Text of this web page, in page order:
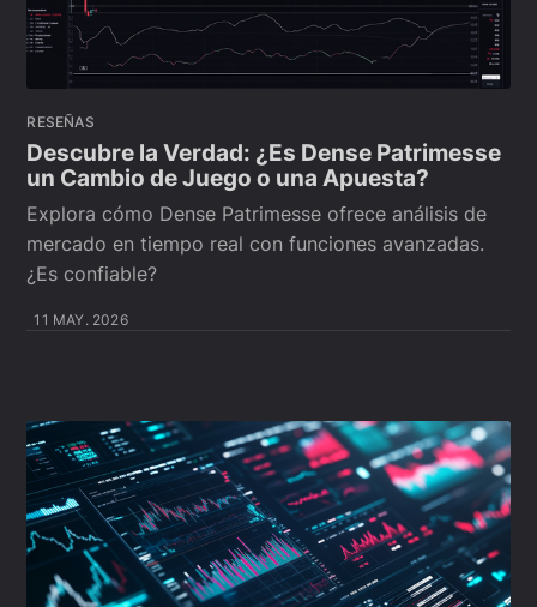
RESEÑAS
Descubre la Verdad: ¿Es Dense Patrimesse
un Cambio de Juego o una Apuesta?
Explora cómo Dense Patrimesse ofrece análisis de
mercado en tiempo real con funciones avanzadas.
¿Es confiable?
11 MAY. 2026